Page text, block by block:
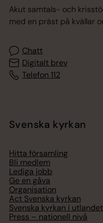
Akut samtals- och
med en präst på kvällar
Chatt
Digitalt brev
Telefon 112
Svenska kyrkan
Hitta församling
Bli medlem
Lediga jobb
Ge en gåva
Organisation
Act Svenska kyrkan
Svenska kyrkan i utlandet
Press – nationell nivå